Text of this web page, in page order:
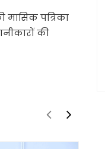
मासिक पत्रिका
की